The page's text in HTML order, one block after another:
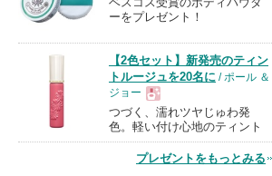
現
品
ーをプレゼント！
【2色セット】新発売のティン
トルージュを20名に / ポール ＆
ジョー
現
品
つづく、濡れツヤじゅわ発
色。軽い付け心地のティント
プレゼントをもっとみる